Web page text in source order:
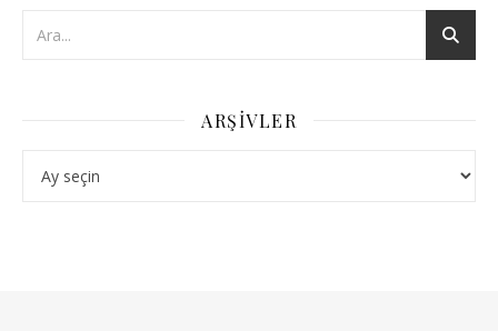
ARŞIVLER